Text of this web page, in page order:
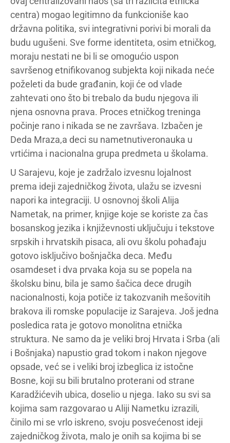
centra) mogao legitimno da funkcioniše kao
državna politika, svi integrativni porivi bi morali da
budu ugušeni. Sve forme identiteta, osim etničkog,
moraju nestati ne bi li se omogućio uspon
savršenog etnifikovanog subjekta koji nikada neće
poželeti da bude građanin, koji će od vlade
zahtevati ono što bi trebalo da budu njegova ili
njena osnovna prava. Proces etničkog treninga
počinje rano i nikada se ne završava. Izbačen je
Deda Mraza,a deci su nametnutiveronauka u
vrtićima i nacionalna grupa predmeta u školama.
U Sarajevu, koje je zadržalo izvesnu lojalnost
prema ideji zajedničkog života, ulažu se izvesni
napori ka integraciji. U osnovnoj školi Alija
Nametak, na primer, knjige koje se koriste za čas
bosanskog jezika i književnosti uključuju i tekstove
srpskih i hrvatskih pisaca, ali ovu školu pohađaju
gotovo isključivo bošnjačka deca. Među
osamdeset i dva prvaka koja su se popela na
školsku binu, bila je samo šačica dece drugih
nacionalnosti, koja potiče iz takozvanih mešovitih
brakova ili romske populacije iz Sarajeva. Još jedna
posledica rata je gotovo monolitna etnička
struktura. Ne samo da je veliki broj Hrvata i Srba (ali
i Bošnjaka) napustio grad tokom i nakon njegove
opsade, već se i veliki broj izbeglica iz istočne
Bosne, koji su bili brutalno proterani od strane
Karadžićevih ubica, doselio u njega. Iako su svi sa
kojima sam razgovarao u Aliji Nametku izrazili,
činilo mi se vrlo iskreno, svoju posvećenost ideji
zajedničkog života, malo je onih sa kojima bi se